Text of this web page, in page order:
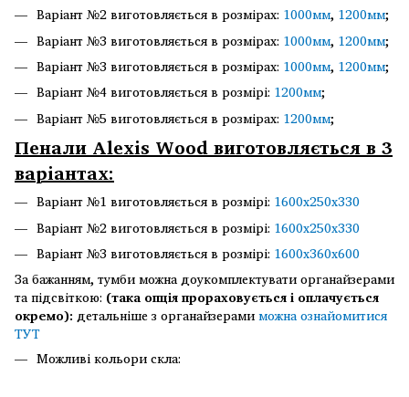
Варіант №2 виготовляється в розмірах: 1000мм, 1200мм;
Варіант №3 виготовляється в розмірах: 1000мм, 1200мм;
Варіант №3 виготовляється в розмірах: 1000мм, 1200мм;
Варіант №4 виготовляється в розмірі: 1200мм;
Варіант №5 виготовляється в розмірах: 1200мм;
Пенали Alexis Wood виготовляється в 3
варіантах:
Варіант №1 виготовляється в розмірі: 1600х250х330
Варіант №2 виготовляється в розмірі: 1600х250х330
Варіант №3 виготовляється в розмірі: 1600х360х600
За бажанням, тумби можна доукомплектувати органайзерами
та підсвіткою: (така опція прораховується і оплачується
окремо): детальніше з органайзерамиможна ознайомитися
ТУТ
Можливі кольори скла: